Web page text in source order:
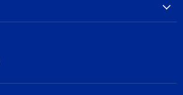
Encuéntrenos
WhatsApp